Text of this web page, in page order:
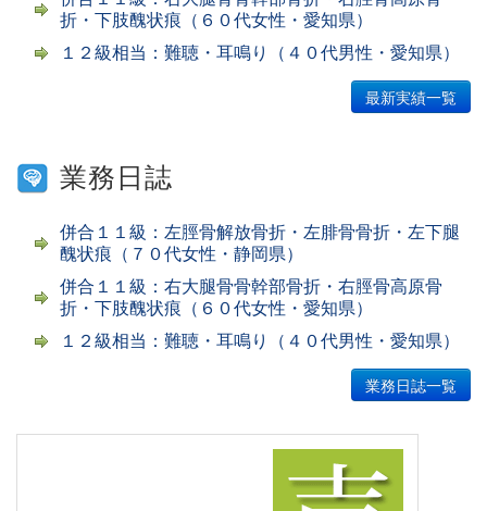
折・下肢醜状痕（６０代女性・愛知県）
１２級相当：難聴・耳鳴り（４０代男性・愛知県）
最新実績一覧
業務日誌
併合１１級：左脛骨解放骨折・左腓骨骨折・左下腿
醜状痕（７０代女性・静岡県）
併合１１級：右大腿骨骨幹部骨折・右脛骨高原骨
折・下肢醜状痕（６０代女性・愛知県）
１２級相当：難聴・耳鳴り（４０代男性・愛知県）
業務日誌一覧